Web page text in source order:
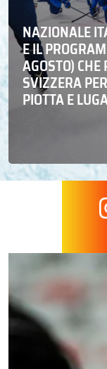
NAZIONALE
E IL
AGOSTO)
SVIZZERA
PIOTTA E